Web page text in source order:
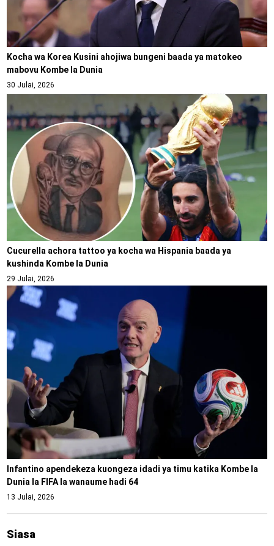
Kocha wa Korea Kusini ahojiwa bungeni baada ya matokeo
mabovu Kombe la Dunia
30 Julai, 2026
Cucurella achora tattoo ya kocha wa Hispania baada ya
kushinda Kombe la Dunia
29 Julai, 2026
Infantino apendekeza kuongeza idadi ya timu katika Kombe la
Dunia la FIFA la wanaume hadi 64
13 Julai, 2026
Siasa